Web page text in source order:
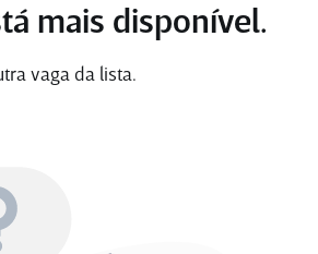
mais disponível.
vaga da lista.